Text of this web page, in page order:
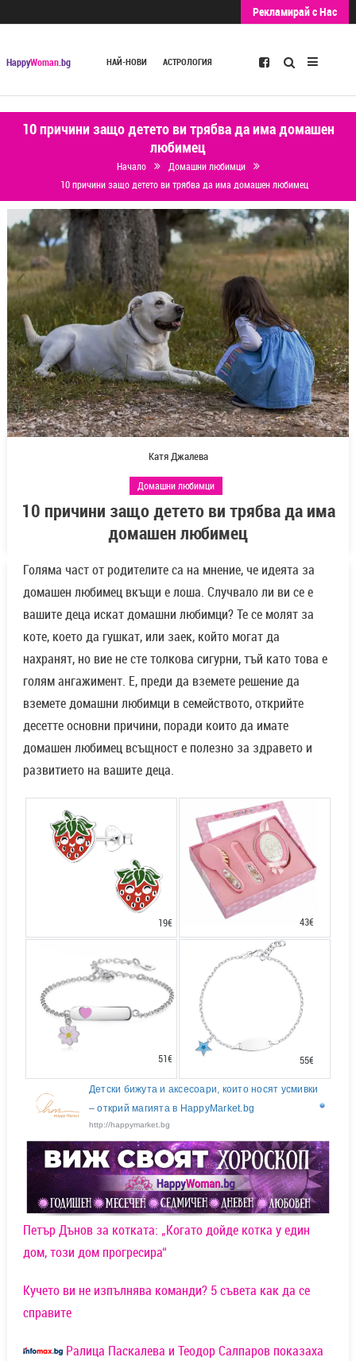
Рекламирай с Нас
HappyWoman.bg НАЙ-НОВИ АСТРОЛОГИЯ Търсене
10 причини защо детето ви трябва да има домашен
любимец
Начало
Домашни любимци
10 причини защо детето ви трябва да има домашен любимец
Катя Джалева
Домашни любимци
10 причини защо детето ви трябва да има
домашен любимец
Голяма част от родителите са на мнение, че идеята за
домашен любимец вкъщи е лоша. Случвало ли ви се е
вашите деца искат домашни любимци? Те се молят за
коте, което да гушкат, или заек, който могат да
нахранят, но вие не сте толкова сигурни, тъй като това е
голям ангажимент. Е, преди да вземете решение да
вземете домашни любимци в семейството, открийте
десетте основни причини, поради които да имате
домашен любимец всъщност е полезно за здравето и
развитието на вашите деца.
19€ 43€
51€ 55€
Детски бижута и аксесоари, които носят усмивки
– открий магията в HappyMarket.bg
http://happymarket.bg
Петър Дънов за котката: „Когато дойде котка у един
дом, този дом прогресира“
Кучето ви не изпълнява команди? 5 съвета как да се
справите
Ралица Паскалева и Теодор Салпаров показаха